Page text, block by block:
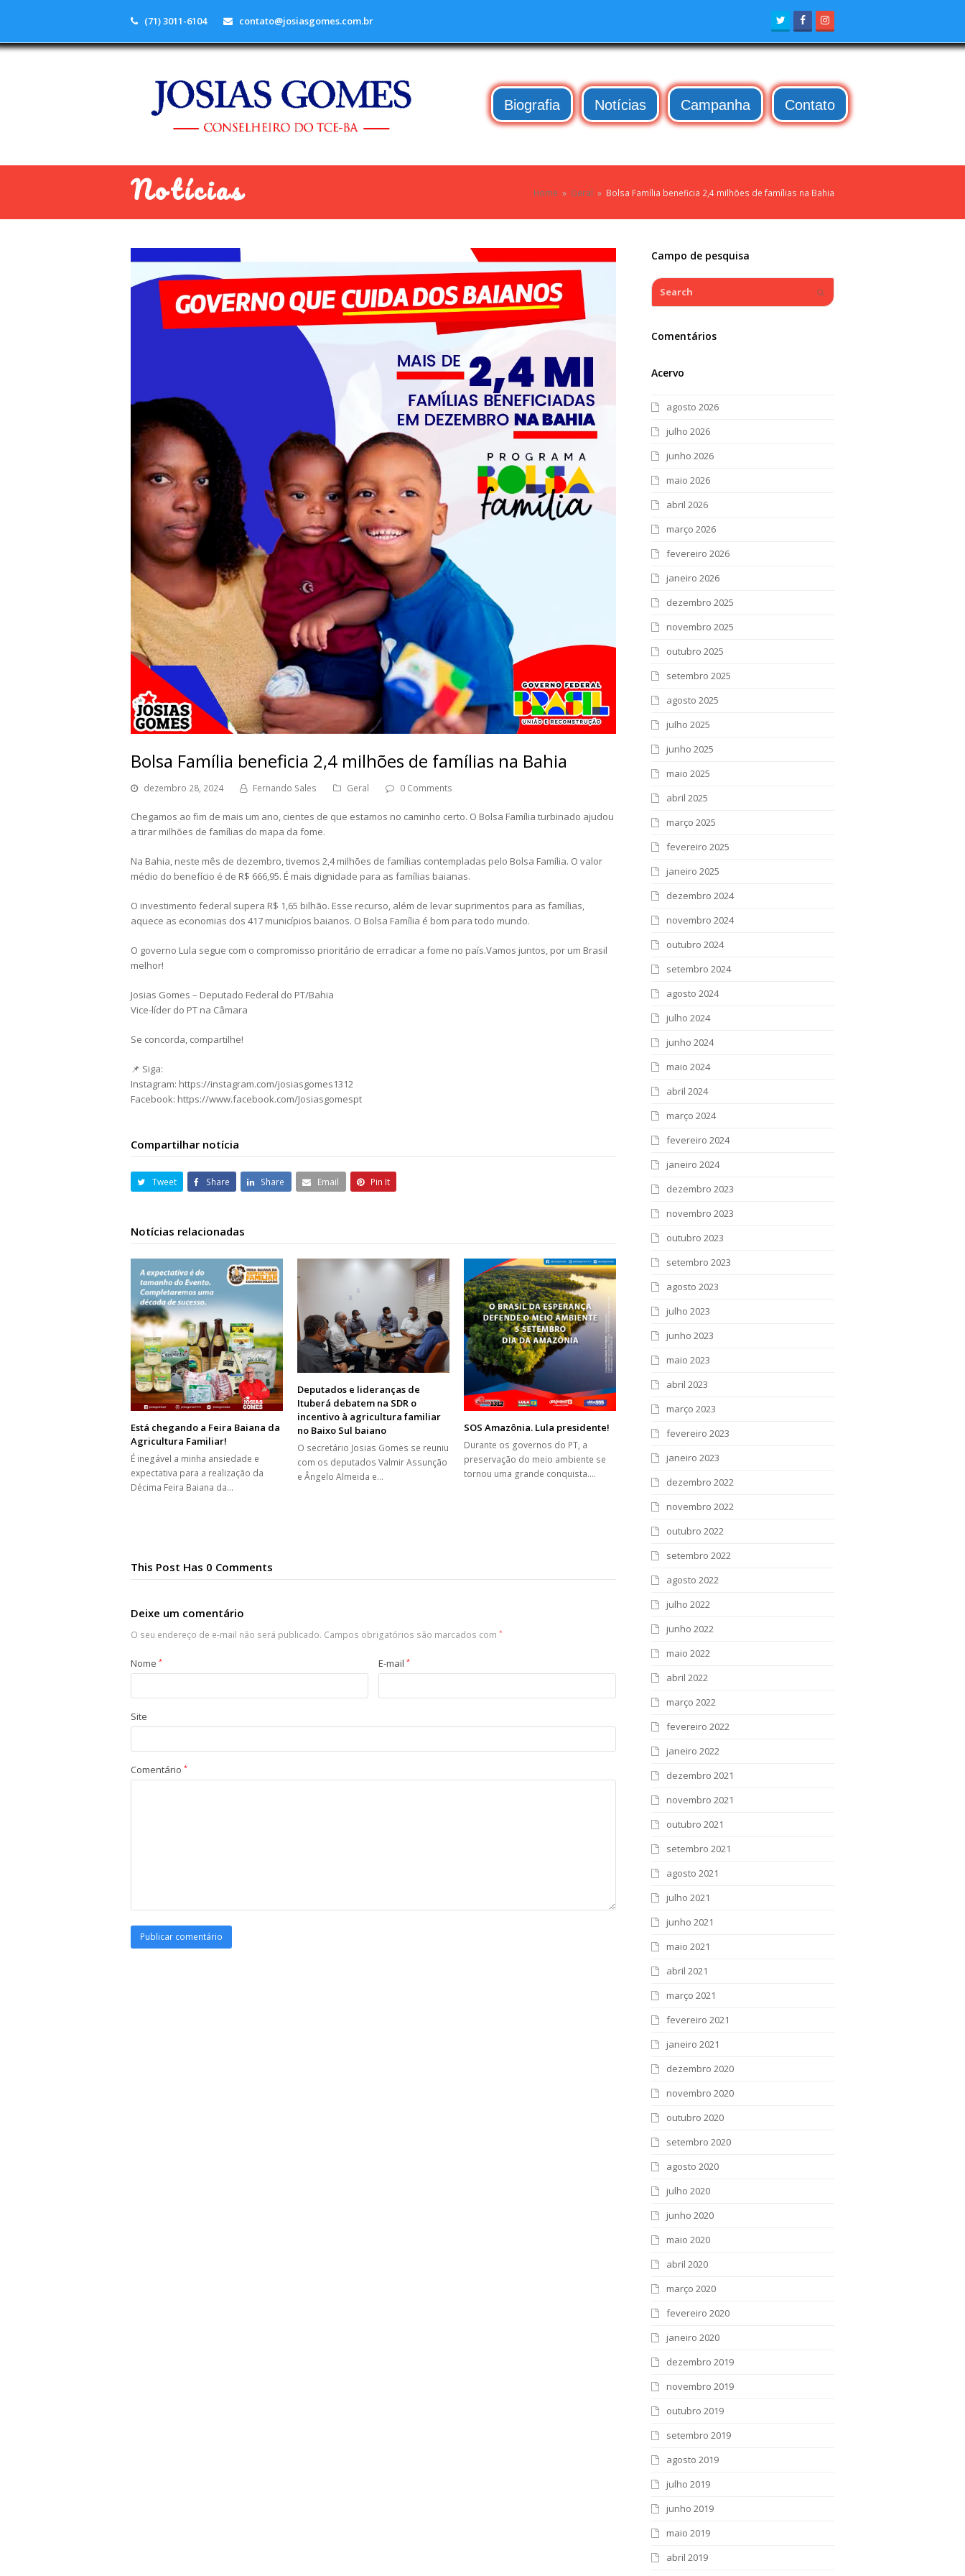
(71) 3011-6104 contato@josiasgomes.com.br TwitterFacebook
Biografia Notícias Campanha Contato
Notícias Home » Geral » Bolsa Família beneficia 2,4 milhões de famílias na Bahia
Bolsa Família beneficia 2,4 milhões de famílias na Bahia
dezembro 28, 2024 Fernando Sales Geral 0 Comments
Chegamos ao fim de mais um ano, cientes de que estamos no caminho certo. O Bolsa Família turbinado ajudou
a tirar milhões de famílias do mapa da fome.
Na Bahia, neste mês de dezembro, tivemos 2,4 milhões de famílias contempladas pelo Bolsa Família. O valor
médio do benefício é de R$ 666,95. É mais dignidade para as famílias baianas.
O investimento federal supera R$ 1,65 bilhão. Esse recurso, além de levar suprimentos para as famílias,
aquece as economias dos 417 municípios baianos. O Bolsa Família é bom para todo mundo.
O governo Lula segue com o compromisso prioritário de erradicar a fome no país.Vamos juntos, por um Brasil
melhor!
Josias Gomes – Deputado Federal do PT/Bahia
Vice-líder do PT na Câmara
Se concorda, compartilhe!
📌 Siga:
Instagram: https://instagram.com/josiasgomes1312
Facebook: https://www.facebook.com/Josiasgomespt
Compartilhar notícia
Tweet Share Share Email Pin It
Notícias relacionadas
Está chegando a Feira Baiana da
Agricultura Familiar!
É inegável a minha ansiedade e
expectativa para a realização da
Décima Feira Baiana da…
Deputados e lideranças de
Ituberá debatem na SDR o
incentivo à agricultura familiar
no Baixo Sul baiano
O secretário Josias Gomes se reuniu
com os deputados Valmir Assunção
e Ângelo Almeida e…
SOS Amazônia. Lula presidente!
Durante os governos do PT, a
preservação do meio ambiente se
tornou uma grande conquista.…
This Post Has 0 Comments
Deixe um comentário
O seu endereço de e-mail não será publicado. Campos obrigatórios são marcados com *
Nome * E-mail *
Site
Comentário *
Campo de pesquisa
Search
Comentários
Acervo
agosto 2026
julho 2026
junho 2026
maio 2026
abril 2026
março 2026
fevereiro 2026
janeiro 2026
dezembro 2025
novembro 2025
outubro 2025
setembro 2025
agosto 2025
julho 2025
junho 2025
maio 2025
abril 2025
março 2025
fevereiro 2025
janeiro 2025
dezembro 2024
novembro 2024
outubro 2024
setembro 2024
agosto 2024
julho 2024
junho 2024
maio 2024
abril 2024
março 2024
fevereiro 2024
janeiro 2024
dezembro 2023
novembro 2023
outubro 2023
setembro 2023
agosto 2023
julho 2023
junho 2023
maio 2023
abril 2023
março 2023
fevereiro 2023
janeiro 2023
dezembro 2022
novembro 2022
outubro 2022
setembro 2022
agosto 2022
julho 2022
junho 2022
maio 2022
abril 2022
março 2022
fevereiro 2022
janeiro 2022
dezembro 2021
novembro 2021
outubro 2021
setembro 2021
agosto 2021
julho 2021
junho 2021
maio 2021
abril 2021
março 2021
fevereiro 2021
janeiro 2021
dezembro 2020
novembro 2020
outubro 2020
setembro 2020
agosto 2020
julho 2020
junho 2020
maio 2020
abril 2020
março 2020
fevereiro 2020
janeiro 2020
dezembro 2019
novembro 2019
outubro 2019
setembro 2019
agosto 2019
julho 2019
junho 2019
maio 2019
abril 2019